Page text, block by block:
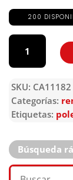
200
CA11182
cantidad
SKU: CA11182
Categorías:
Etiquetas:
Búsqueda